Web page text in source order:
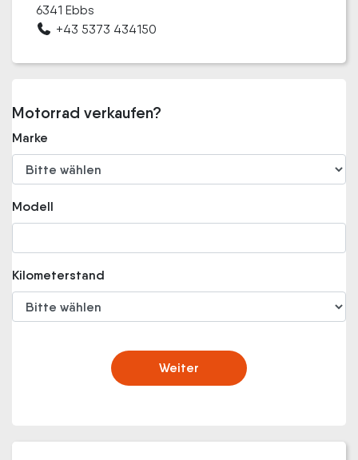
6341 Ebbs
+43 5373 434150
Motorrad verkaufen?
Marke
Modell
Kilometerstand
Weiter